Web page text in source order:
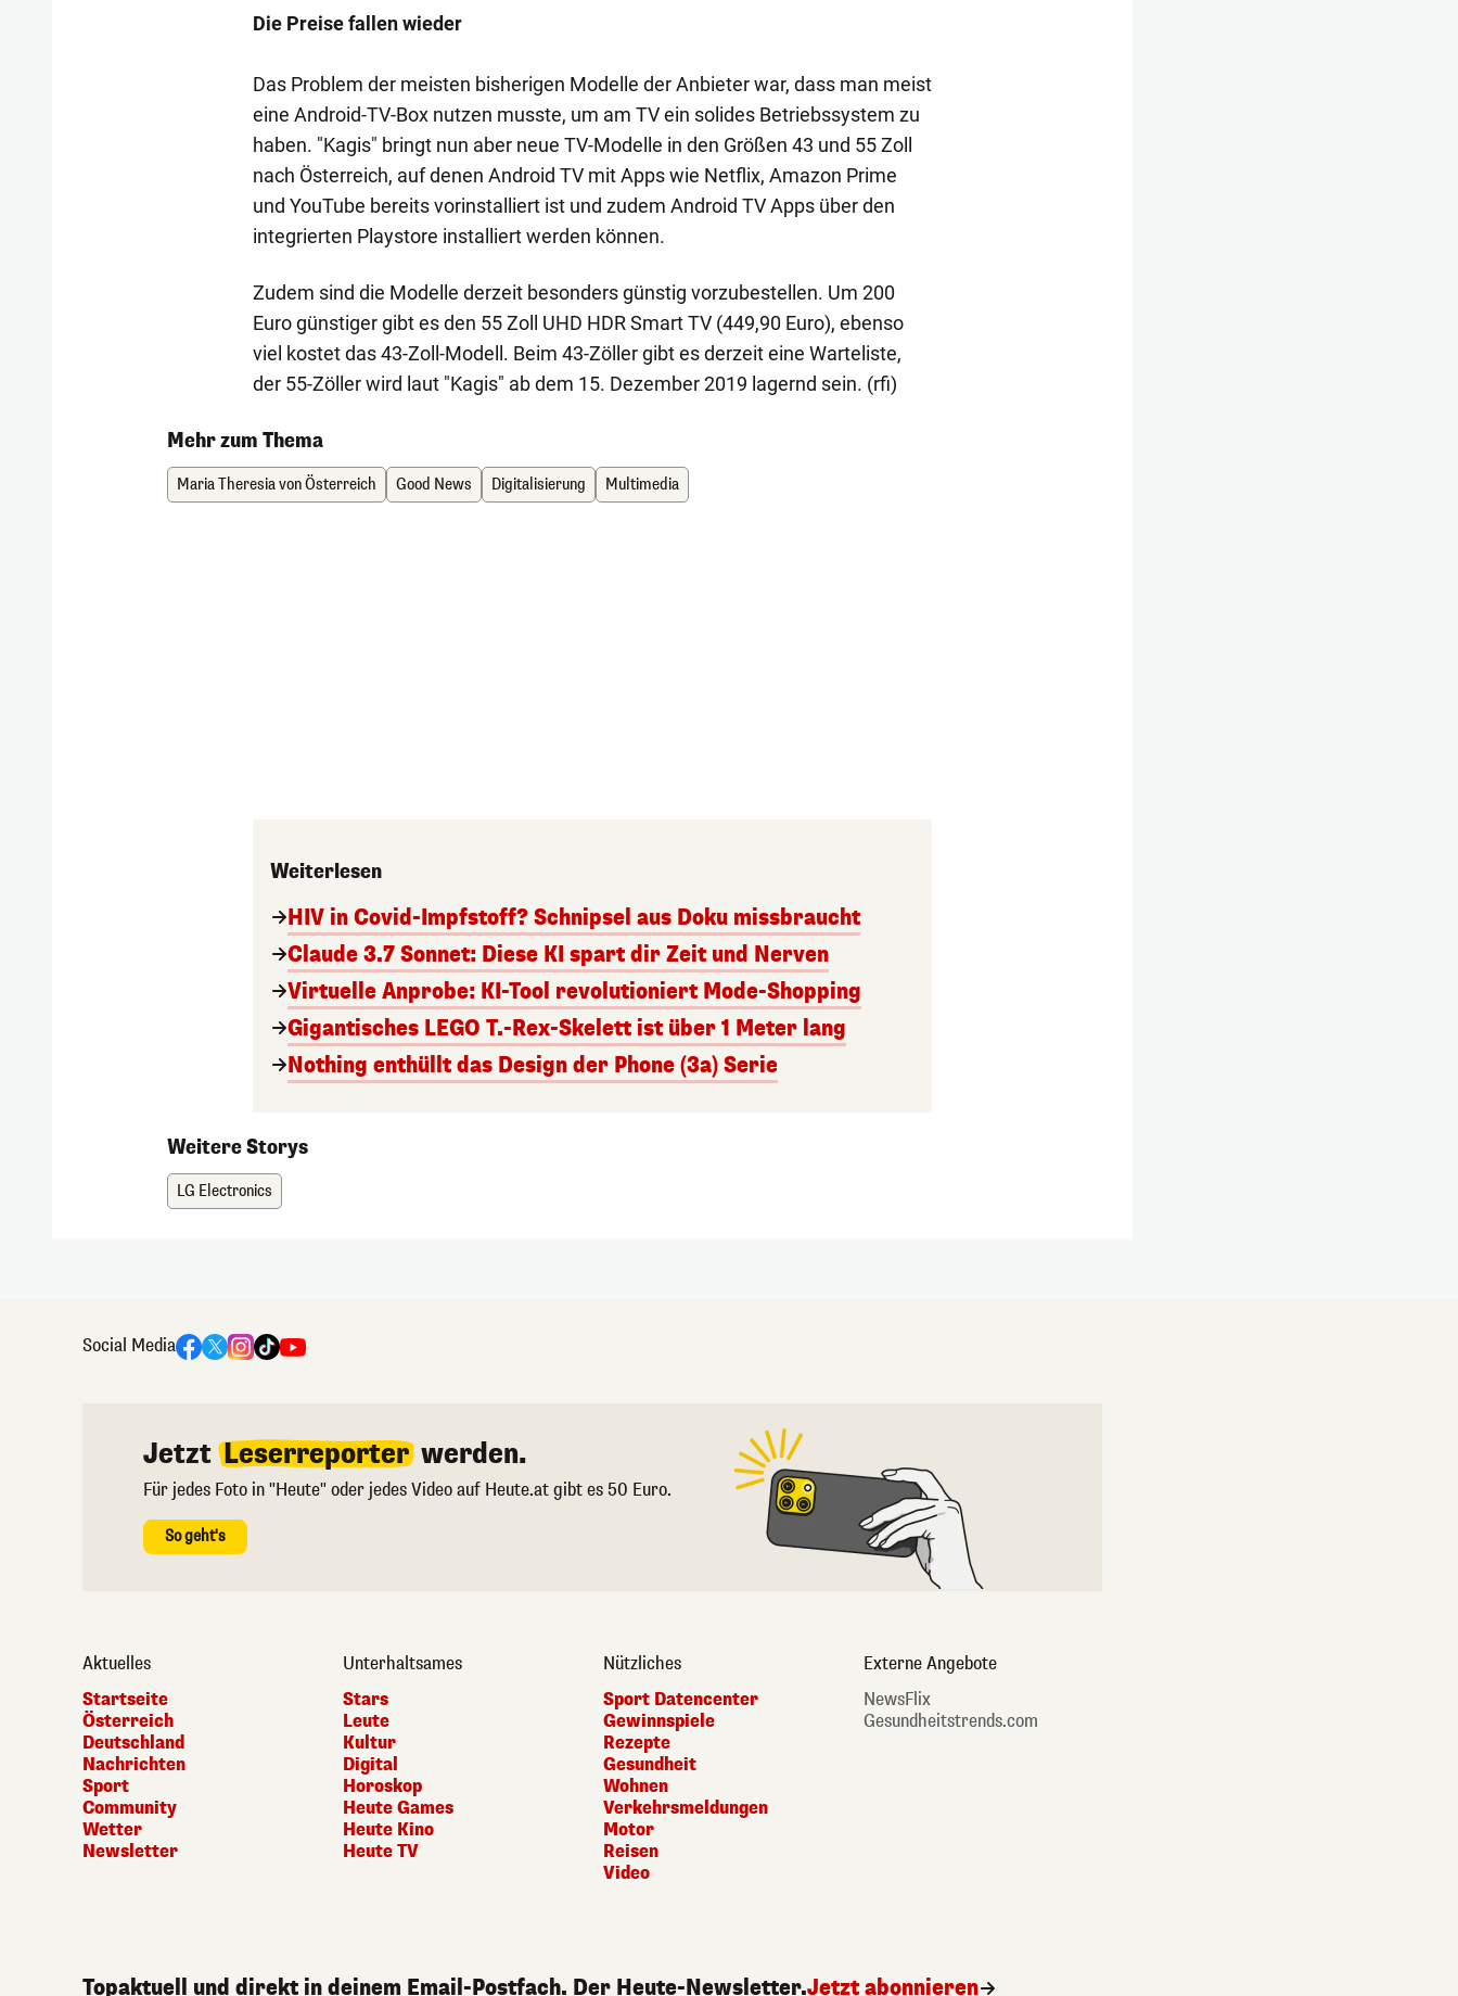
Die Preise fallen wieder
Das Problem der meisten bisherigen Modelle der Anbieter war, dass man meist
eine Android-TV-Box nutzen musste, um am TV ein solides Betriebssystem zu
haben. "Kagis" bringt nun aber neue TV-Modelle in den Größen 43 und 55 Zoll
nach Österreich, auf denen Android TV mit Apps wie Netflix, Amazon Prime
und YouTube bereits vorinstalliert ist und zudem Android TV Apps über den
integrierten Playstore installiert werden können.
Zudem sind die Modelle derzeit besonders günstig vorzubestellen. Um 200
Euro günstiger gibt es den 55 Zoll UHD HDR Smart TV (449,90 Euro), ebenso
viel kostet das 43-Zoll-Modell. Beim 43-Zöller gibt es derzeit eine Warteliste,
der 55-Zöller wird laut "Kagis" ab dem 15. Dezember 2019 lagernd sein. (rfi)
Mehr zum Thema
Maria Theresia von Österreich Good News Digitalisierung Multimedia
Weiterlesen
HIV in Covid-Impfstoff? Schnipsel aus Doku missbraucht
Claude 3.7 Sonnet: Diese KI spart dir Zeit und Nerven
Virtuelle Anprobe: KI-Tool revolutioniert Mode-Shopping
Gigantisches LEGO T.-Rex-Skelett ist über 1 Meter lang
Nothing enthüllt das Design der Phone (3a) Serie
Weitere Storys
LG Electronics
Social Media
Jetzt Leserreporter werden.
Für jedes Foto in "Heute" oder jedes Video auf Heute.at gibt es 50 Euro.
So geht's
Aktuelles
Startseite
Österreich
Deutschland
Nachrichten
Sport
Community
Wetter
Newsletter
Unterhaltsames
Stars
Leute
Kultur
Digital
Horoskop
Heute Games
Heute Kino
Heute TV
Nützliches
Sport Datencenter
Gewinnspiele
Rezepte
Gesundheit
Wohnen
Verkehrsmeldungen
Motor
Reisen
Video
Externe Angebote
NewsFlix
Gesundheitstrends.com
Topaktuell und direkt in deinem Email-Postfach. Der Heute-Newsletter.Jetzt abonnieren